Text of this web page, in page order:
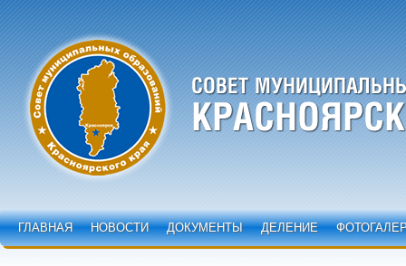
ГЛАВНАЯ НОВОСТИ ДОКУМЕНТЫ ДЕЛЕНИЕ